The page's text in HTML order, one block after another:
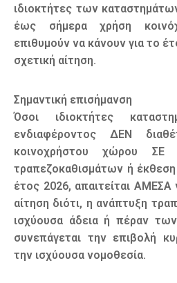
ιδιοκτήτες των
έως σήμερα χρήση
επιθυμούν να κάνουν για το
σχετική αίτηση.
Σημαντική επισήμανση
Όσοι ιδιοκτήτες
ενδιαφέροντος ΔΕΝ
κοινοχρήστου χώρου ΣΕ
τραπεζοκαθισμάτων ή
έτος 2026, απαιτείται
αίτηση διότι, η ανάπτυξη
ισχύουσα άδεια ή πέραν
συνεπάγεται την επιβολή
την ισχύουσα νομοθεσία.